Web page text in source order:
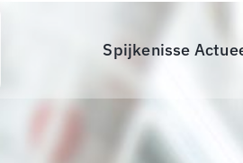
Spijkenisse